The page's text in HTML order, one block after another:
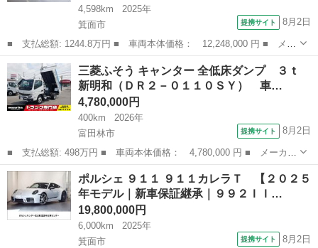
4,598km
2025年
箕面市
提携サイト 8月2日
■ 支払総額: 1244.8万円 ■ 車両本体価格： 12,248,000 円 ■ メー
カー名： ロータス ■ 車種名： エメヤ ■ グレード名： Ｓ ２
１インチアルミ ガラスルーフ ロータスバッジイエロー ツーリン
グパッ...
大阪 箕面市 その他
三菱ふそう キャンター 全低床ダンプ ３ｔ
新明和（ＤＲ２－０１１０ＳＹ） 車…
4,780,000円
400km
2026年
富田林市
提携サイト 8月2日
■ 支払総額: 498万円 ■ 車両本体価格： 4,780,000 円 ■ メーカー
名： 三菱ふそう ■ 車種名： キャンター ■ グレード名： 全低
床ダンプ ３ｔ 新明和（ＤＲ２－０１１０ＳＹ） 車線逸脱警報装
置 横滑り...
大阪 富田林市 その他
ポルシェ ９１１ ９１１カレラＴ 【２０２５
年モデル｜新車保証継承｜９９２ＩＩ…
19,800,000円
6,000km
2025年
箕面市
提携サイト 8月2日